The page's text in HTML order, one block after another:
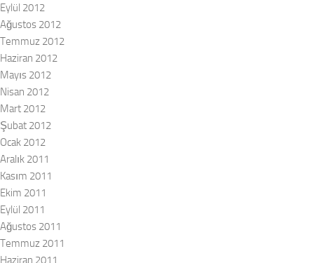
Eylül 2012
Ağustos 2012
Temmuz 2012
Haziran 2012
Mayıs 2012
Nisan 2012
Mart 2012
Şubat 2012
Ocak 2012
Aralık 2011
Kasım 2011
Ekim 2011
Eylül 2011
Ağustos 2011
Temmuz 2011
Haziran 2011